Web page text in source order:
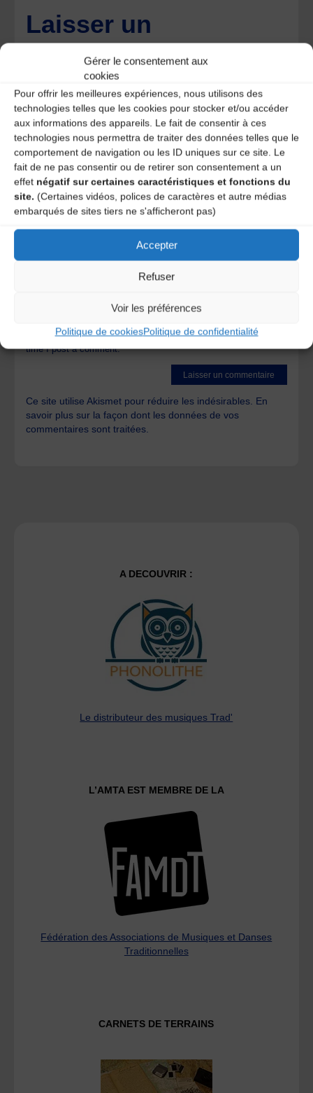
Gérer le consentement aux
cookies
Pour offrir les meilleures expériences, nous utilisons des
technologies telles que les cookies pour stocker et/ou accéder
aux informations des appareils. Le fait de consentir à ces
technologies nous permettra de traiter des données telles que le
comportement de navigation ou les ID uniques sur ce site. Le
fait de ne pas consentir ou de retirer son consentement a un
effet négatif sur certaines caractéristiques et fonctions du
site. (Certaines vidéos, polices de caractères et autre médias
embarqués de sites tiers ne s'afficheront pas)
Accepter
Refuser
Voir les préférences
Politique de cookiesPolitique de confidentialité
Laisser un
commentaire
obligatoires sont indiqués avec*
Save my name, email, and site URL in my browser for next
time I post a comment.
Ce site utilise Akismet pour réduire les indésirables. En
savoir plus sur la façon dont les données de vos
commentaires sont traitées
A DECOUVRIR :
Le distributeur des musiques Trad'
L’AMTA EST MEMBRE DE LA
Fédération des Associations de Musiques et Danses
Traditionnelles
CARNETS DE TERRAINS